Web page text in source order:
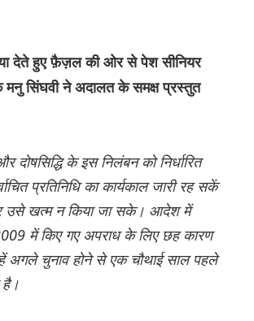
देते हुए फ़ैज़ल की ओर से पेश सीनियर
सिंघवी ने अदालत के समक्ष प्रस्तुत
दोषसिद्धि के इस निलंबन को निर्धारित
प्रतिनिधि का कार्यकाल जारी रह सकें
उसे खत्म न किया जा सके। आदेश में
में किए गए अपराध के लिए छह कारण
अगले चुनाव होने से एक चौथाई साल पहले
है।